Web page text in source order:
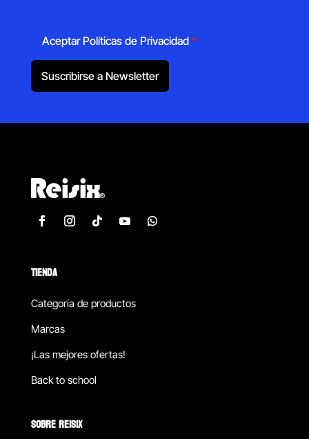
Aceptar Políticas de Privacidad *
Suscribirse a Newsletter
TIENDA
Categoría de productos
Marcas
¡Las mejores ofertas!
Back to school
SOBRE REISIX